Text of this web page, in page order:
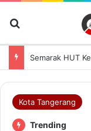
Kota Tangerang
Trending